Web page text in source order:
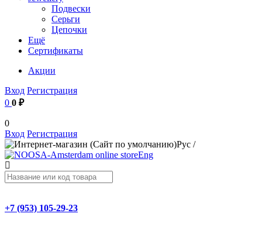
Подвески
Серьги
Цепочки
Ещё
Сертификаты
Акции
Вход Регистрация
0 0 ₽
0
Вход Регистрация
Рус /
Eng
+7 (953) 105-29-23